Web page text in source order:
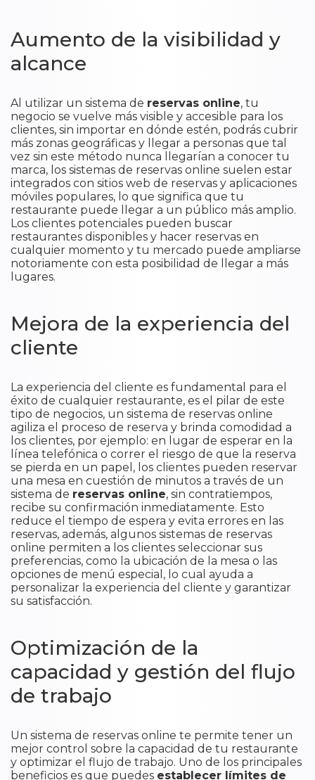
Aumento de la visibilidad y
alcance
Al utilizar un sistema de reservas online, tu
negocio se vuelve más visible y accesible para los
clientes, sin importar en dónde estén, podrás cubrir
más zonas geográficas y llegar a personas que tal
vez sin este método nunca llegarían a conocer tu
marca, los sistemas de reservas online suelen estar
integrados con sitios web de reservas y aplicaciones
móviles populares, lo que significa que tu
restaurante puede llegar a un público más amplio.
Los clientes potenciales pueden buscar
restaurantes disponibles y hacer reservas en
cualquier momento y tu mercado puede ampliarse
notoriamente con esta posibilidad de llegar a más
lugares.
Mejora de la experiencia del
cliente
La experiencia del cliente es fundamental para el
éxito de cualquier restaurante, es el pilar de este
tipo de negocios, un sistema de reservas online
agiliza el proceso de reserva y brinda comodidad a
los clientes, por ejemplo: en lugar de esperar en la
línea telefónica o correr el riesgo de que la reserva
se pierda en un papel, los clientes pueden reservar
una mesa en cuestión de minutos a través de un
sistema de reservas online, sin contratiempos,
recibe su confirmación inmediatamente. Esto
reduce el tiempo de espera y evita errores en las
reservas, además, algunos sistemas de reservas
online permiten a los clientes seleccionar sus
preferencias, como la ubicación de la mesa o las
opciones de menú especial, lo cual ayuda a
personalizar la experiencia del cliente y garantizar
su satisfacción.
Optimización de la
capacidad y gestión del flujo
de trabajo
Un sistema de reservas online te permite tener un
mejor control sobre la capacidad de tu restaurante
y optimizar el flujo de trabajo. Uno de los principales
beneficios es que puedes establecer límites de